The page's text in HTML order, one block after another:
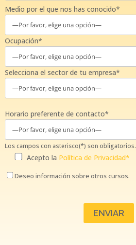
Medio por el que nos has conocido*
Ocupación*
Selecciona el sector de tu empresa*
Horario preferente de contacto*
Los campos con asterisco(*) son obligatorios.
Acepto la Política de Privacidad*
Deseo información sobre otros cursos.